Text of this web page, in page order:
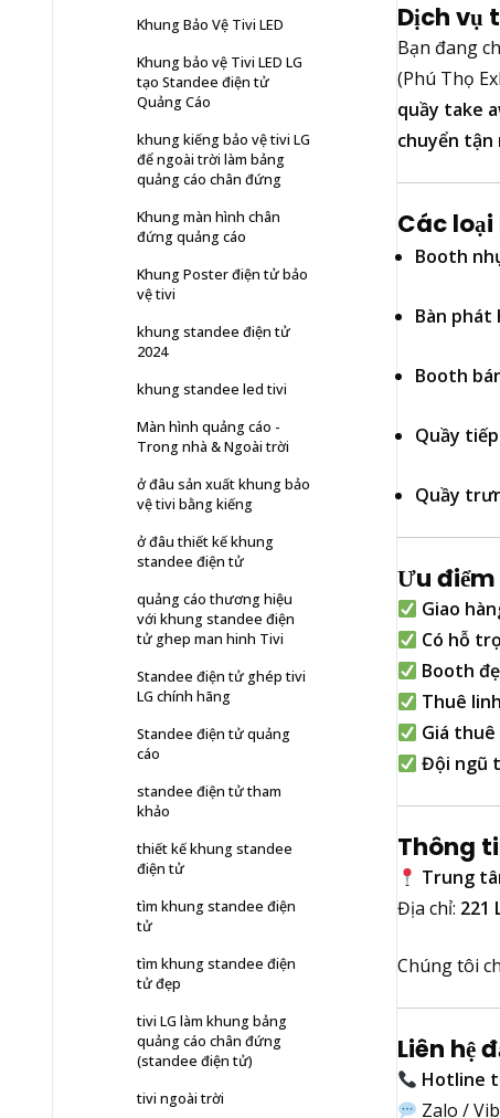
Dịch vụ
Bạn đang
(Phú Thọ
quầy take
chuyển tận
Các
Booth
Bàn phát
Booth
Quầy
Quầy
Ưu
Giao
Có hỗ
Booth
Thuê
Giá
Đội ngũ
Thông
Trung
Địa chỉ: 221
Chúng tôi
Liên hệ
Hotline
Zalo /
Khung Bảo Vệ Tivi LED
Khung bảo vệ Tivi LED LG
tạo Standee điện tử
Quảng Cáo
khung kiếng bảo vệ tivi LG
để ngoài trời làm bảng
quảng cáo chân đứng
Khung màn hình chân
đứng quảng cáo
Khung Poster điện tử bảo
vệ tivi
khung standee điện tử
2024
khung standee led tivi
Màn hình quảng cáo -
Trong nhà & Ngoài trời
ở đâu sản xuất khung bảo
vệ tivi bằng kiếng
ở đâu thiết kế khung
standee điện tử
quảng cáo thương hiệu
với khung standee điện
tử ghep man hinh Tivi
Standee điện tử ghép tivi
LG chính hãng
Standee điện tử quảng
cáo
standee điện tử tham
khảo
thiết kế khung standee
điện tử
tìm khung standee điện
tử
tìm khung standee điện
tử đẹp
tivi LG làm khung bảng
quảng cáo chân đứng
(standee điện tử)
tivi ngoài trời